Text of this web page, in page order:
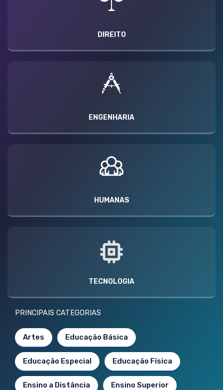
DIREITO
ENGENHARIA
HUMANAS
TECNOLOGIA
PRINCIPAIS CATEGORIAS
Artes Educação Básica
Educação Especial Educação Física
Ensino a Distância Ensino Superior